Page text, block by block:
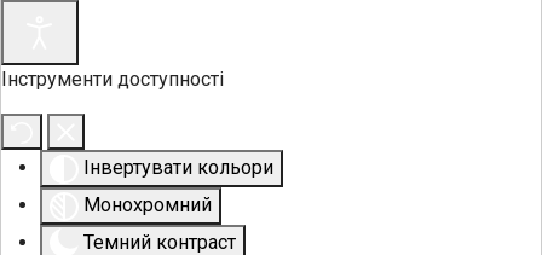
Інструменти доступності
Інвертувати кольори
Монохромний
Темний контраст